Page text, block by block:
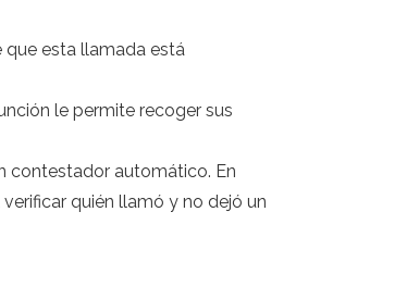
que esta llamada está
le permite recoger sus
contestador automático. En
quién llamó y no dejó un